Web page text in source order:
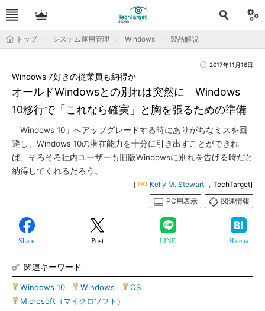
トップ システム運用管理 Windows 製品解説
2017年11月16日
オールドWindowsとの別れは突然に Windows
10移行で「これなら確実」と胸を張るための準備
Windows 7好きの従業員も納得か
「Windows 10」へアップグレードする時にありがちなミスを回
避し、Windows 10の潜在能力を十分に引き出すことができれ
ば、そろそろ社内ユーザーも旧版Windowsに別れを告げる時だと
納得してくれるだろう。
[ Kelly M. Stewart ，TechTarget]
PC用表示
関連情報
Share Post LINE Hatena
関連キーワード
Windows 10 Windows OS
Microsoft（マイクロソフト）